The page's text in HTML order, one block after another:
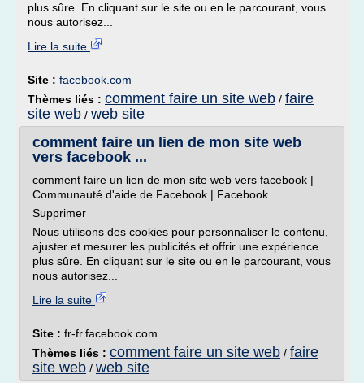
plus sûre. En cliquant sur le site ou en le parcourant, vous
nous autorisez...
Lire la suite
Site : facebook.com
Thèmes liés : comment faire un site web / faire
site web / web site
comment faire un lien de mon site web
vers facebook ...
comment faire un lien de mon site web vers facebook |
Communauté d'aide de Facebook | Facebook
Supprimer
Nous utilisons des cookies pour personnaliser le contenu,
ajuster et mesurer les publicités et offrir une expérience
plus sûre. En cliquant sur le site ou en le parcourant, vous
nous autorisez...
Lire la suite
Site : fr-fr.facebook.com
Thèmes liés : comment faire un site web / faire
site web / web site